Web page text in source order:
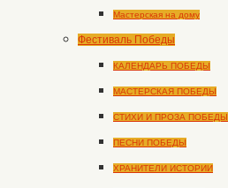
Мастерская на дому
Фестиваль Победы
КАЛЕНДАРЬ ПОБЕДЫ
МАСТЕРСКАЯ ПОБЕДЫ
СТИХИ И ПРОЗА ПОБЕДЫ
ПЕСНИ ПОБЕДЫ
ХРАНИТЕЛИ ИСТОРИИ